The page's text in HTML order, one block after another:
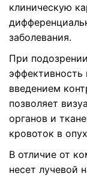
клиническую
заболевания.
При
введением
позволяет
органов и
кровоток в
В отличие от
несет лучевой